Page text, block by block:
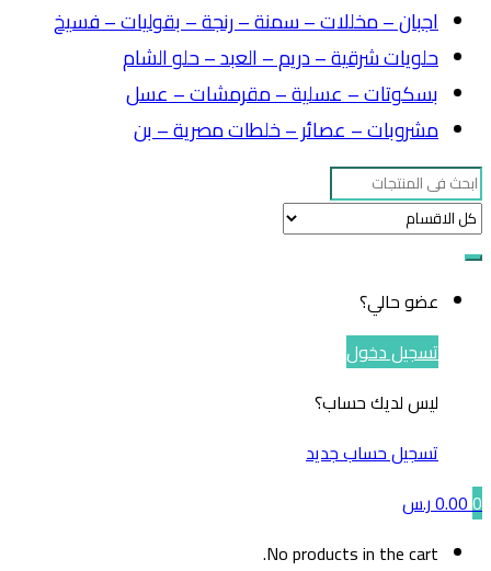
اجبان – مخللات – سمنة – رنجة – بقوليات – فسيخ
حلويات شرقية – دريم – العبد – حلو الشام
بسكوتات – عسلية – مقرمشات – عسل
مشروبات – عصائر – خلطات مصرية – بن
Search
for:
عضو حالي؟
تسجيل دخول
ليس لديك حساب؟
تسجيل حساب جديد
0
0.00ر.س
No products in the cart.